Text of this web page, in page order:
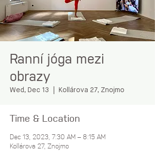
Ranní jóga mezi
obrazy
Wed, Dec 13 Kollárova 27, Znojmo
Time & Location
Dec 13, 2023, 7:30 AM – 8:15 AM
Kollárova 27, Znojmo